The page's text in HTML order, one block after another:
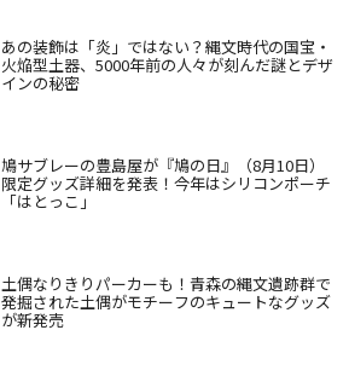
あの装飾は「炎」ではない？縄文時代の国宝・
火焔型土器、5000年前の人々が刻んだ謎とデザ
インの秘密
鳩サブレーの豊島屋が『鳩の日』（8月10日）
限定グッズ詳細を発表！今年はシリコンポーチ
「はとっこ」
土偶なりきりパーカーも！青森の縄文遺跡群で
発掘された土偶がモチーフのキュートなグッズ
が新発売